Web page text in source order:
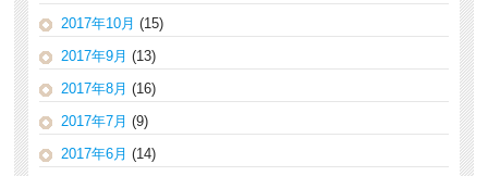
2017年10月 (15)
2017年9月 (13)
2017年8月 (16)
2017年7月 (9)
2017年6月 (14)